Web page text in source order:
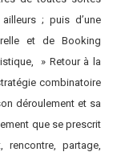
; puis d’une
et de Booking
» Retour à la
combinatoire
déroulement et sa
que se prescrit
rencontre, partage,